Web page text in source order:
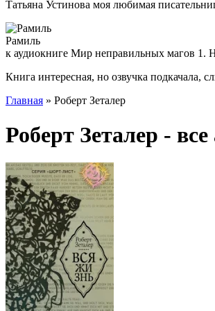
Татьяна Устинова моя любимая
Рамиль
к аудиокниге Мир неправильных магов 1.
Книга интересная, но озвучка подкачала,
Главная » Роберт Зеталер
Роберт Зеталер -